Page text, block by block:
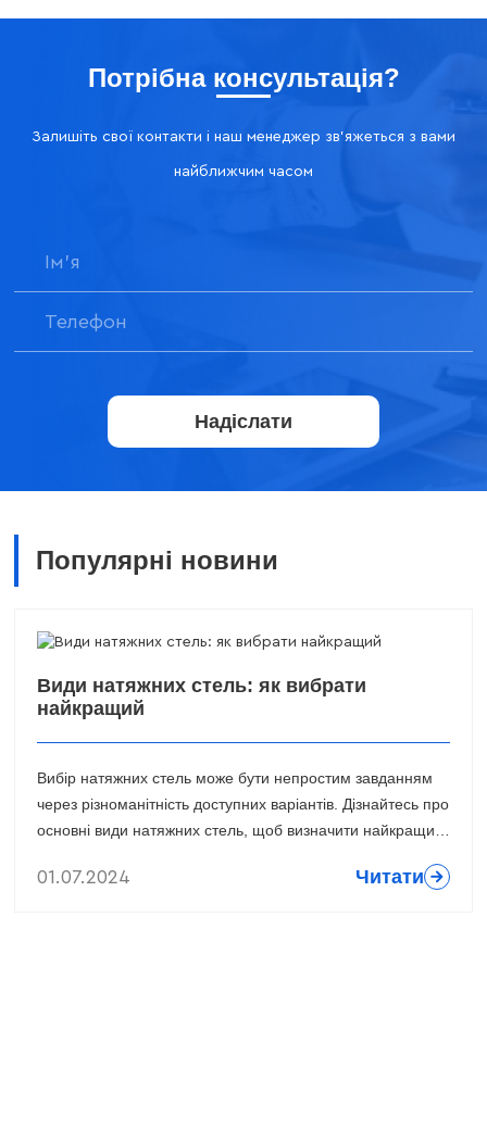
Потрібна консультація?
Залишіть свої контакти і наш менеджер зв'яжеться з вами
найближчим часом
Надіслати
Популярні новини
Види натяжних стель: як вибрати
найкращий
Вибір натяжних стель може бути непростим завданням
через різноманітність доступних варіантів. Дізнайтесь про
основні види натяжних стель, щоб визначити найкращий
01.07.2024 Читати